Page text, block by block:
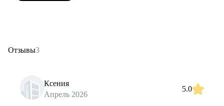
Отзывы3
Ксения
Апрель 2026
5.0